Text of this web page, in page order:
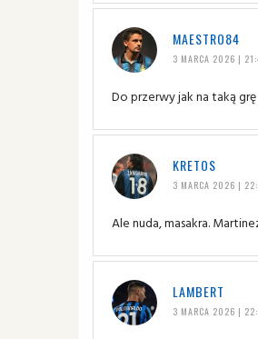
MAESTRO84
3 MARCA 2026 |
Do przerwy jak na taką
KRETOS
3 MARCA 2026 |
Ale nuda, masakra.
LAMBERT
3 MARCA 2026 |